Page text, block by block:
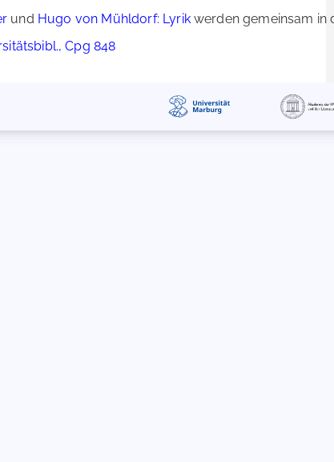
und Hugo von Mühldorf: Lyrikwerden gemeinsam in
Cpg 848